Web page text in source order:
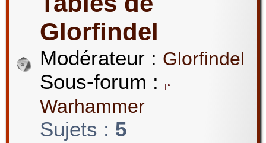
Glorfindel
Modérateur : Glorfindel
Sous-forum :
Warhammer
Sujets : 5